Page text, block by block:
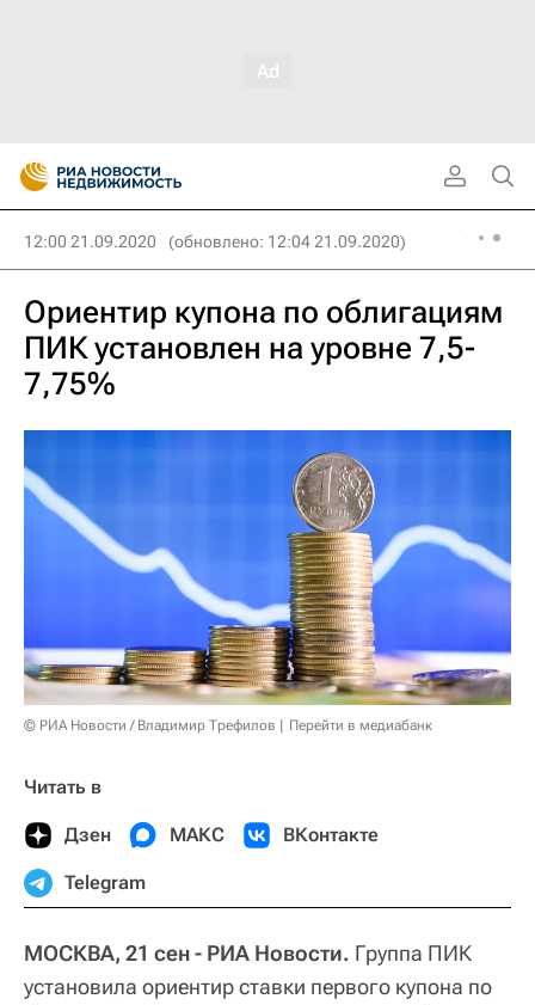
12:00 21.09.2020 (обновлено: 12:04 21.09.2020)
Ориентир купона по облигациям
ПИК установлен на уровне 7,5-
7,75%
© РИА Новости / Владимир Трефилов Перейти в медиабанк
Читать в
Дзен МАКС ВКонтакте
Telegram
МОСКВА, 21 сен - РИА Новости. Группа ПИК
установила ориентир ставки первого купона по